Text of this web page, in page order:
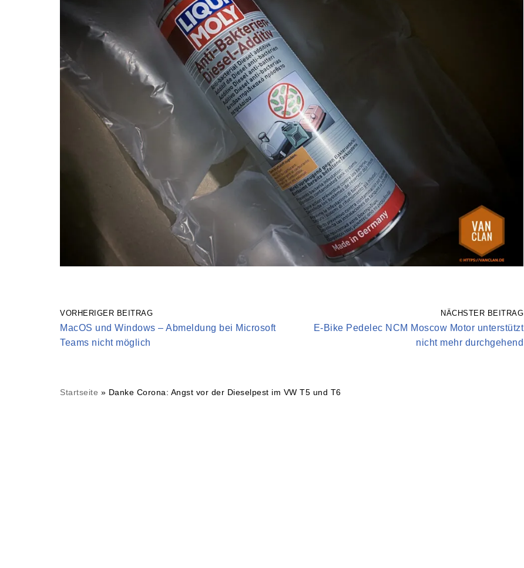
VORHERIGER BEITRAG
MacOS und Windows – Abmeldung bei Microsoft
Teams nicht möglich
NÄCHSTER BEITRAG
E-Bike Pedelec NCM Moscow Motor unterstützt
nicht mehr durchgehend
Startseite » Danke Corona: Angst vor der Dieselpest im VW T5 und T6